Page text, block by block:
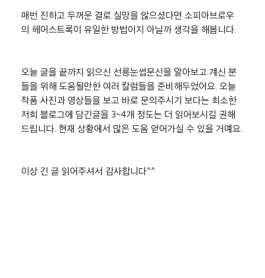
매번 진하고 두꺼운 결로 실망을 않으셨다면 소피아브로우
의 헤어스트록이 유일한 방법이지 아닐까 생각을 해봅니다.
오늘 글을 끝까지 읽으신 선릉눈썹문신을 알아보고 계신 분
들을 위해 도움될만한 여러 칼럼들을 준비해두었어요. 오늘
작품 사진과 영상들을 보고 바로 문의주시기 보다는 최소한
저희 블로그에 담긴글을 3~4개 정도는 더 읽어보시길 권해
드립니다. 현재 상황에서 많은 도움 얻어가실 수 있을 거예요.
이상 긴 글 읽어주셔서 감사합니다^^